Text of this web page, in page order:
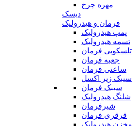
مهره چرخ
دیسک
فرمان و هیدرولیک
پمپ هیدرولیک
تسمه هیدرولیک
تلسکوپی فرمان
جعبه فرمان
ساعتی فرمان
سیبک زیر اکسل
سیبک فرمان
شلنگ هیدرولیک
شیرفرمان
قرقری فرمان
مخزن هیدرولیک